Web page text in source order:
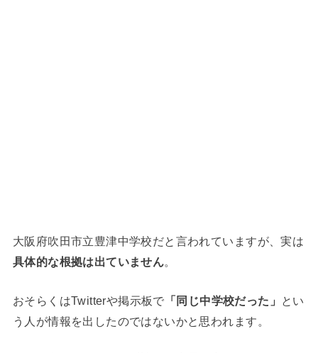
大阪府吹田市立豊津中学校だと言われていますが、実は
具体的な根拠は出ていません。
おそらくはTwitterや掲示板で 「同じ中学校だった」
とい
う人が情報を出したのではないかと思われます。